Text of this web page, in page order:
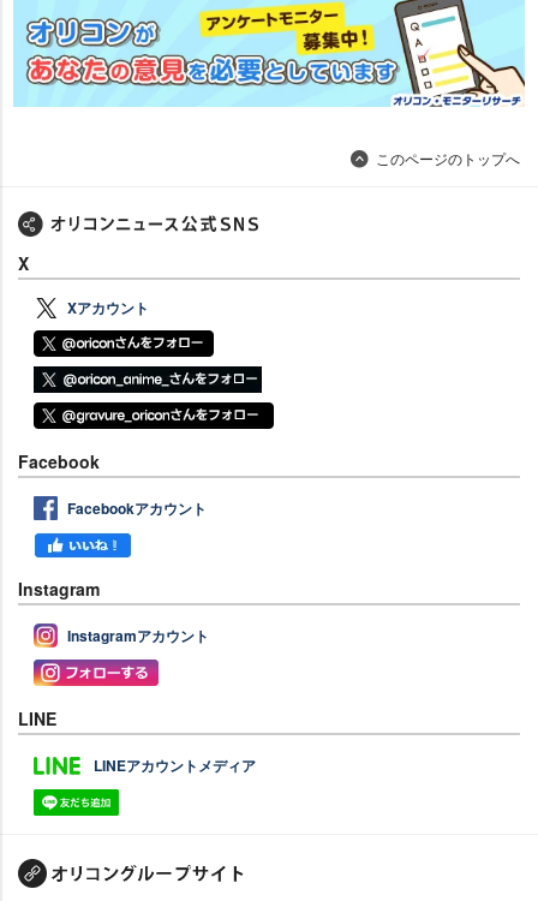
このページのトップへ
X
Xアカウント
Facebook
Facebookアカウント
Instagram
Instagramアカウント
LINE
LINEアカウントメディア